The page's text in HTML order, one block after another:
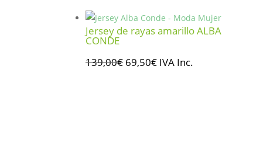
era:
135,95€.
es:
108,76€.
Jersey de rayas amarillo ALBA
CONDE
139,00€ El
69,50€ElIVA Inc.